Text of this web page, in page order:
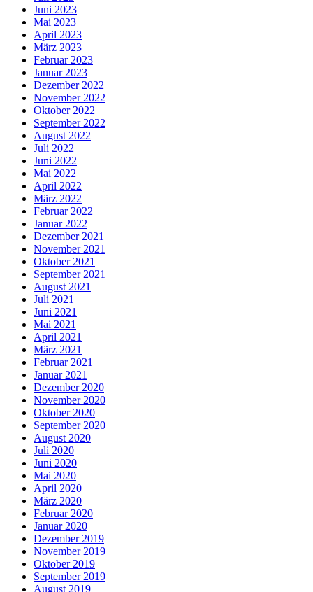
Juni 2023
Mai 2023
April 2023
März 2023
Februar 2023
Januar 2023
Dezember 2022
November 2022
Oktober 2022
September 2022
August 2022
Juli 2022
Juni 2022
Mai 2022
April 2022
März 2022
Februar 2022
Januar 2022
Dezember 2021
November 2021
Oktober 2021
September 2021
August 2021
Juli 2021
Juni 2021
Mai 2021
April 2021
März 2021
Februar 2021
Januar 2021
Dezember 2020
November 2020
Oktober 2020
September 2020
August 2020
Juli 2020
Juni 2020
Mai 2020
April 2020
März 2020
Februar 2020
Januar 2020
Dezember 2019
November 2019
Oktober 2019
September 2019
August 2019